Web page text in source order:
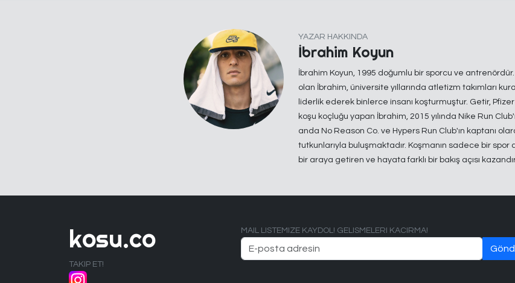
YAZAR HAKKINDA
İbrahim Koyun
İbrahim Koyun, 1995 doğumlu bir sporcu ve antrenördür.
olan İbrahim, üniversite yıllarında atletizm takımları
liderlik ederek binlerce insanı koşturmuştur. Getir,
koşu koçluğu yapan İbrahim, 2015 yılında Nike Run
anda No Reason Co. ve Hypers Run Club'ın kaptanı
tutkunlarıyla buluşmaktadır. Koşmanın sadece bir spor
bir araya getiren ve hayata farklı bir bakış açısı
kosu.co
TAKIP ET!
MAIL LISTEMIZE KAYDOL! GELISMELERI KACIRMA!